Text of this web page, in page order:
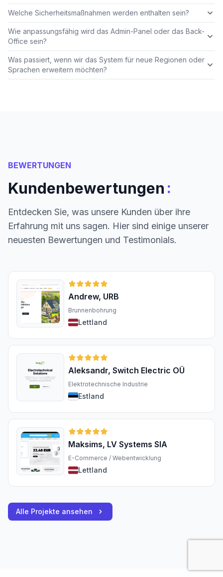
Welche Sicherheitsmaßnahmen werden enthalten sein?
Wie anpassungsfähig wird das Admin-Panel oder das Back-
Office sein?
Was passiert, wenn wir das System für neue Regionen oder
Sprachen erweitern möchten?
BEWERTUNGEN
Kundenbewertungen :
Entdecken Sie, was unsere Kunden über ihre
Erfahrung mit uns sagen. Hier sind einige unserer
neuesten Bewertungen und Testimonials.
Andrew, URB
Brunnenbohrung
Lettland
Aleksandr, Switch Electric OÜ
Elektrotechnische Industrie
Estland
Maksims, LV Systems SIA
E-Commerce / Webentwicklung
Lettland
Alle Projekte ansehen